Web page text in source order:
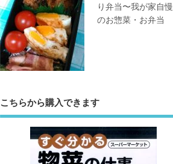
り弁当〜我が家自慢
のお惣菜・お弁当
こちらから購入できます